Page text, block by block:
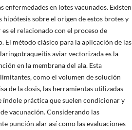
enfermedades en lotes vacunados. Existen
sobre el origen de estos brotes y
el relacionado con el proceso de
El método clásico para la aplicación de las
aviar vectorizada es la
en la membrana del ala. Esta
como el volumen de solución
de la dosis, las herramientas utilizadas
índole práctica que suelen condicionar y
vacunación. Considerando las
punción alar así como las evaluaciones